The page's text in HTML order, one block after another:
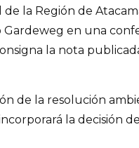
la Región de
Gardeweg en una
la nota
de la resolución
la decisión